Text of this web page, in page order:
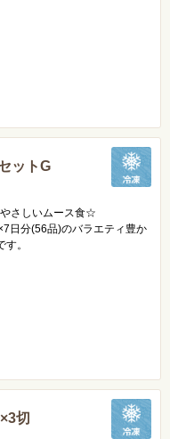
ットG
さしいムース食☆
日分(56品)のバラエティ豊か
。
切